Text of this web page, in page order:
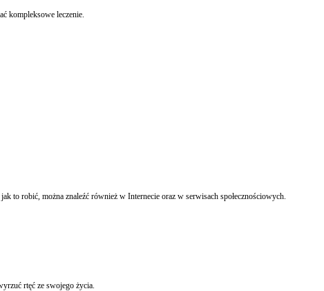
kompleksowe leczenie.
to robić, można znaleźć również w Internecie oraz w serwisach społecznościowych.
Polaków nie wie, jak zneutralizować rozlaną rtęć i uniknąć zatrucia wynika z badań TNS Polska, zrealizowanych w ramach kampanii społeczno-edukacyjnej Zielone okno wyrzuć rtęć ze swojego życia.